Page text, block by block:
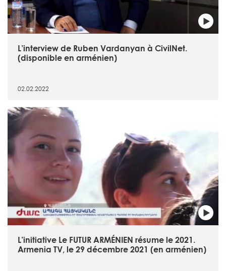
L’interview de Ruben Vardanyan à CivilNet.
(disponible en arménien)
02.02.2022
L’initiative Le FUTUR ARMÉNIEN résume le 2021.
Armenia TV, le 29 décembre 2021 (en arménien)